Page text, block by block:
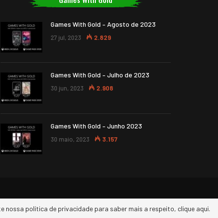
Games With Gold – Agosto de 2023
27 jul, 2023 2.829
Games With Gold – Julho de 2023
30 jun, 2023 2.908
Games With Gold – Junho 2023
30 maio, 2023 3.157
nossa política de privacidade para saber mais a respeito, clique aqui.